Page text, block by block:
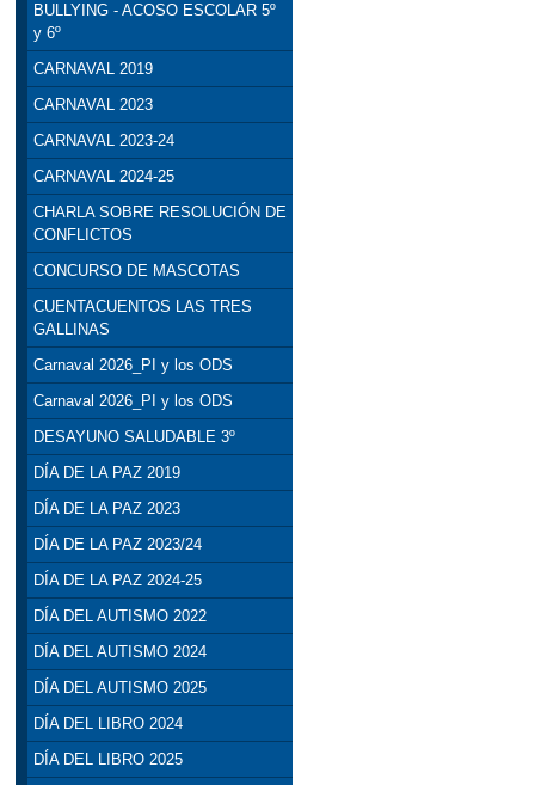
BULLYING - ACOSO ESCOLAR 5º
y 6º
CARNAVAL 2019
CARNAVAL 2023
CARNAVAL 2023-24
CARNAVAL 2024-25
CHARLA SOBRE RESOLUCIÓN DE
CONFLICTOS
CONCURSO DE MASCOTAS
CUENTACUENTOS LAS TRES
GALLINAS
Carnaval 2026_PI y los ODS
Carnaval 2026_PI y los ODS
DESAYUNO SALUDABLE 3º
DÍA DE LA PAZ 2019
DÍA DE LA PAZ 2023
DÍA DE LA PAZ 2023/24
DÍA DE LA PAZ 2024-25
DÍA DEL AUTISMO 2022
DÍA DEL AUTISMO 2024
DÍA DEL AUTISMO 2025
DÍA DEL LIBRO 2024
DÍA DEL LIBRO 2025